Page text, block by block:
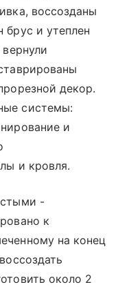
воссозданы
брус и утеплен
декор.
системы:
и
и кровля.
-
к
на конец
около 2